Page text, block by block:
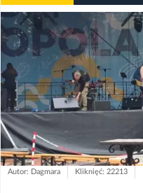
Autor: Dagmara Kliknięć: 22213